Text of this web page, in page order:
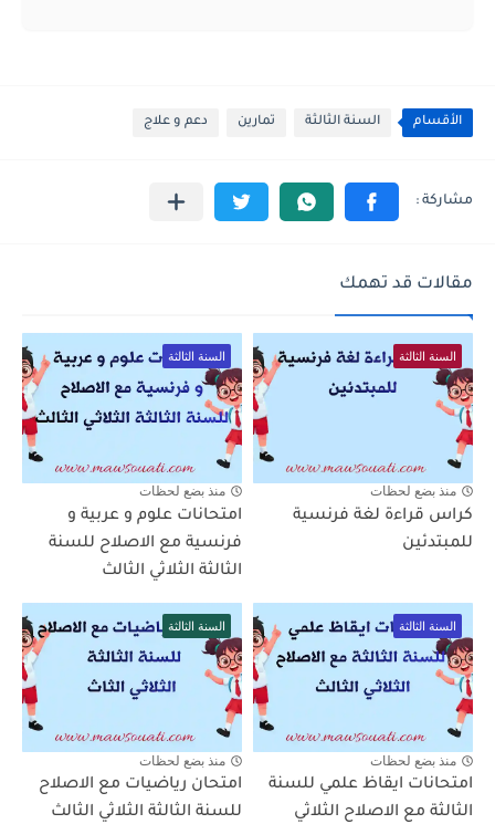
الأقسام السنة الثالثة تمارين دعم و علاج
مقالات قد تهمك
السنة الثالثة
منذ بضع لحظات
كراس قراءة لغة فرنسية
للمبتدئين
السنة الثالثة
منذ بضع لحظات
امتحانات علوم و عربية و
فرنسية مع الاصلاح للسنة
الثالثة الثلاثي الثالث
السنة الثالثة
منذ بضع لحظات
امتحانات ايقاظ علمي للسنة
الثالثة مع الاصلاح الثلاثي
السنة الثالثة
منذ بضع لحظات
امتحان رياضيات مع الاصلاح
للسنة الثالثة الثلاثي الثالث